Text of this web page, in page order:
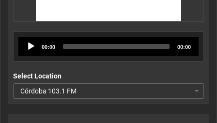
Player
00:00 00:00
Select Location
Córdoba 103.1 FM